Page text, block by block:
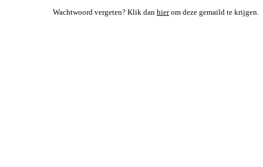
Wachtwoord vergeten? Klik dan hierom deze gemaild te krijgen.